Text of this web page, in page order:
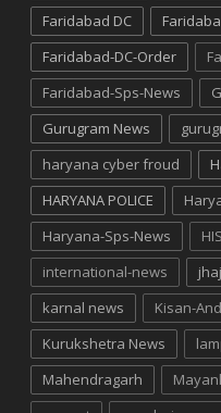
Faridabad DC
Faridabad-DC-Order
Faridabad-Sps-News
Gurugram News
haryana cyber froud
HARYANA POLICE
Haryana-Sps-News
international-news
karnal news
Kisan-
Kurukshetra News
Mahendragarh